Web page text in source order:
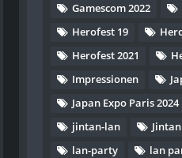
Gamescom 2022
Herofest 19
Herofest 2021
Impressionen
Japan Expo Paris 2024
jintan-lan
lan-party
lan